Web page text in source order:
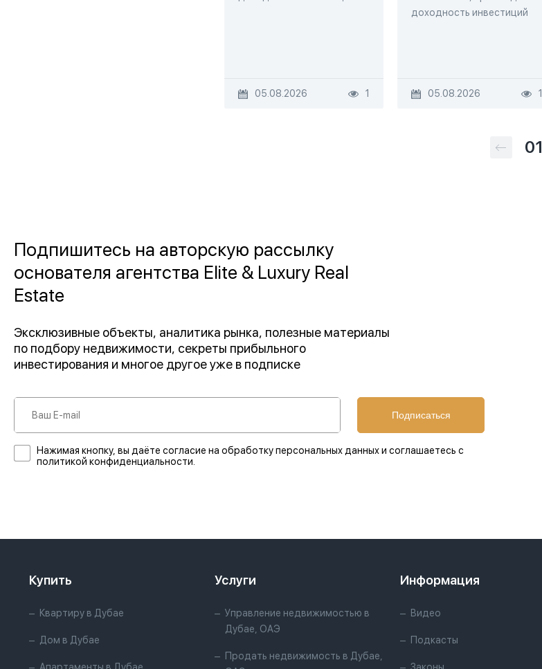
05.08.2026 1
доходность инвестиций
05.08.2026 1
01
Подпишитесь на авторскую рассылку
основателя агентства Elite & Luxury Real
Estate
Эксклюзивные объекты, аналитика рынка, полезные материалы
по подбору недвижимости, секреты прибыльного
инвестирования и многое другое уже в подписке
Подписаться
Нажимая кнопку, вы даёте согласие на обработку персональных данных и соглашаетесь с
политикой конфиденциальности.
Купить
Квартиру в Дубае
Дом в Дубае
Услуги
Управление недвижимостью в
Дубае, ОАЭ
Продать недвижимость в Дубае,
Информация
Видео
Подкасты